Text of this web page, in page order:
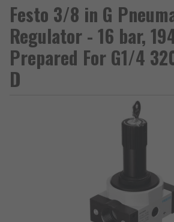
Festo 3/8 in G
Regulator - 16 bar,
Prepared For G1/4
D